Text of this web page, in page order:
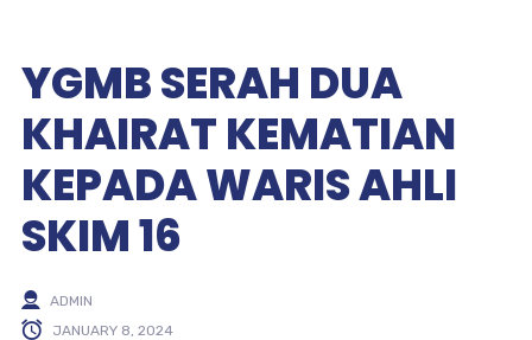
YGMB SERAH DUA
KHAIRAT KEMATIAN
KEPADA WARIS AHLI
SKIM 16
ADMIN
JANUARY 8, 2024